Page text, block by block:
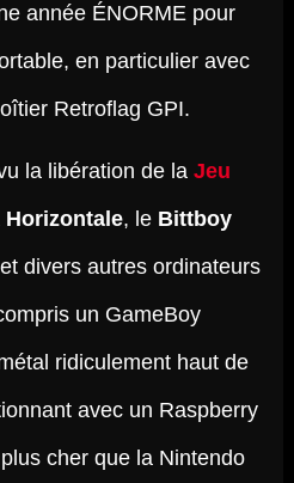
année ÉNORME pour
en particulier avec
Retroflag GPI.
la libération de la Jeu
Horizontale, le Bittboy
divers autres ordinateurs
un GameBoy
ridiculement haut de
avec un Raspberry
cher que la Nintendo